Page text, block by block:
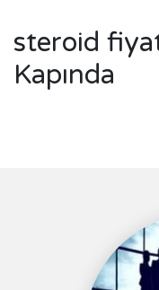
steroid
Kapında